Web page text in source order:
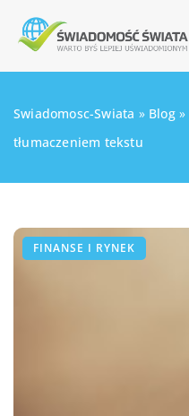
Swiadomosc-Swiata » Blog»
tłumaczeniem tekstu
FINANSE I RYNEK